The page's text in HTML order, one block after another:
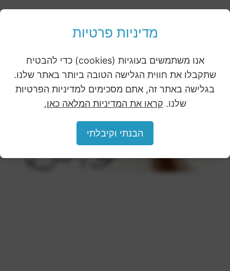
מדיניות פרטיות
אנו משתמשים בעוגיות (cookies) כדי להבטיח
שתקבלו את חווית הגלישה הטובה ביותר באתר שלנו.
בגלישה באתר זה, אתם מסכימים למדיניות הפרטיות
שלנו. קראו את המדיניות המלאה כאן.
הבנתי וקיבלתי